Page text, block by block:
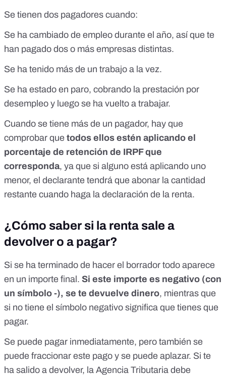
Se tienen dos pagadores cuando:
Se ha cambiado de empleo durante el año, así que te
han pagado dos o más empresas distintas.
Se ha tenido más de un trabajo a la vez.
Se ha estado en paro, cobrando la prestación por
desempleo y luego se ha vuelto a trabajar.
Cuando se tiene más de un pagador, hay que
comprobar que todos ellos estén aplicando el
porcentaje de retención de IRPF que
corresponda, ya que si alguno está aplicando uno
menor, el declarante tendrá que abonar la cantidad
restante cuando haga la declaración de la renta.
¿Cómo saber si la renta sale a
devolver o a pagar?
Si se ha terminado de hacer el borrador todo aparece
en un importe final. Si este importe es negativo (con
un símbolo -), se te devuelve dinero, mientras que
si no tiene el símbolo negativo significa que tienes que
pagar.
Se puede pagar inmediatamente, pero también se
puede fraccionar este pago y se puede aplazar. Si te
ha salido a devolver, la Agencia Tributaria debe